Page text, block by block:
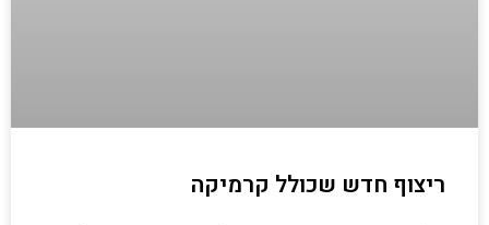
ריצוף חדש שכולל קרמיקה